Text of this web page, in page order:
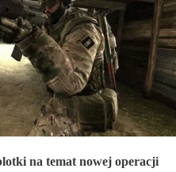
na temat nowej operacji